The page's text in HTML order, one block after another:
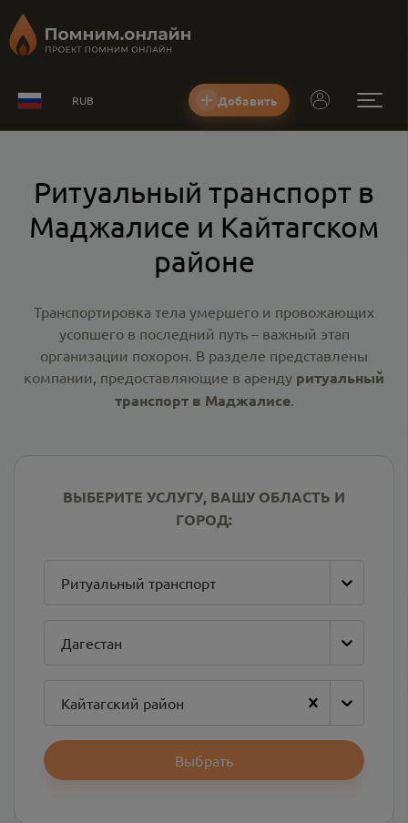
RUB Добавить
Ритуальный транспорт в
Маджалисе и Кайтагском
районе
Транспортировка тела умершего и провожающих
усопшего в последний путь – важный этап
организации похорон. В разделе представлены
компании, предоставляющие в аренду ритуальный
транспорт в Маджалисе.
ВЫБЕРИТЕ УСЛУГУ, ВАШУ ОБЛАСТЬ И
ГОРОД:
Ритуальный транспорт
Дагестан
Кайтагский район
Выбрать